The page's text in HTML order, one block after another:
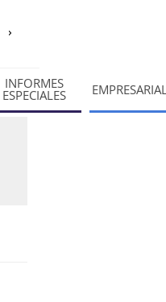
INFORMES
ESPECIALES